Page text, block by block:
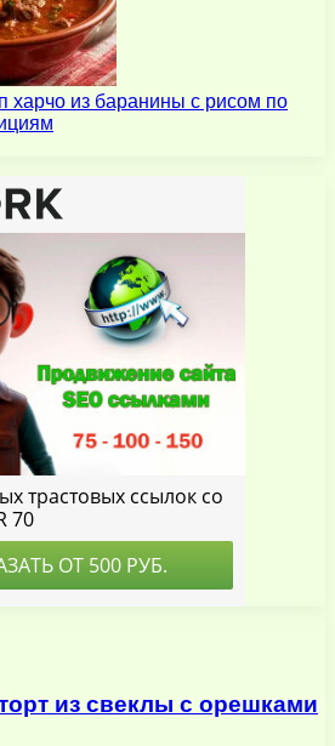
харчо из баранины с рисом по
из свеклы с орешками